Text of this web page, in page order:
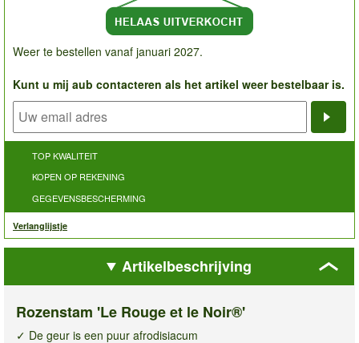
Weer te bestellen vanaf januari 2027.
Kunt u mij aub contacteren als het artikel weer bestelbaar is.
TOP KWALITEIT
KOPEN OP REKENING
GEGEVENSBESCHERMING
Verlanglijstje
Artikelbeschrijving
Rozenstam 'Le Rouge et le Noir®'
✓ De geur is een puur afrodisiacum